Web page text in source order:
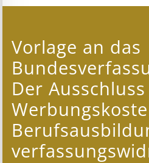
Vorlage an das
Der